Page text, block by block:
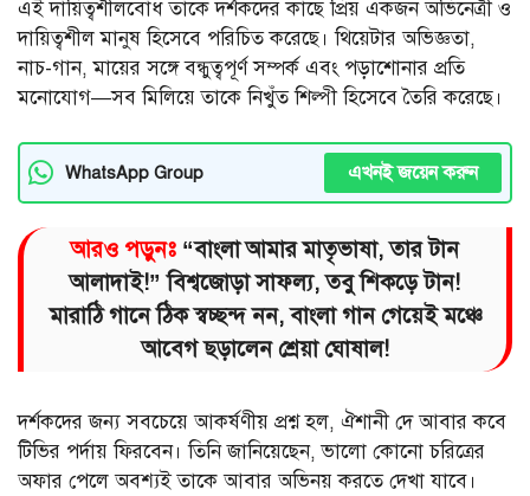
এই দায়িত্বশীলবোধ তাকে দর্শকদের কাছে প্রিয় একজন অভিনেত্রী ও
দায়িত্বশীল মানুষ হিসেবে পরিচিত করেছে। থিয়েটার অভিজ্ঞতা,
নাচ-গান, মায়ের সঙ্গে বন্ধুত্বপূর্ণ সম্পর্ক এবং পড়াশোনার প্রতি
মনোযোগ—সব মিলিয়ে তাকে নিখুঁত শিল্পী হিসেবে তৈরি করেছে।
WhatsApp Group এখনই জয়েন করুন
আরও পড়ুনঃ “বাংলা আমার মাতৃভাষা, তার টান
আলাদাই!” বিশ্বজোড়া সাফল্য, তবু শিকড়ে টান!
মারাঠি গানে ঠিক স্বচ্ছন্দ নন, বাংলা গান গেয়েই মঞ্চে
আবেগ ছড়ালেন শ্রেয়া ঘোষাল!
দর্শকদের জন্য সবচেয়ে আকর্ষণীয় প্রশ্ন হল, ঐশানী দে আবার কবে
টিভির পর্দায় ফিরবেন। তিনি জানিয়েছেন, ভালো কোনো চরিত্রের
অফার পেলে অবশ্যই তাকে আবার অভিনয় করতে দেখা যাবে।